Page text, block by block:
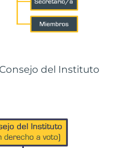
del Instituto